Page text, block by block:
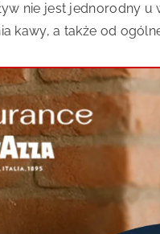
nie jest jednorodny u
kawy, a także od